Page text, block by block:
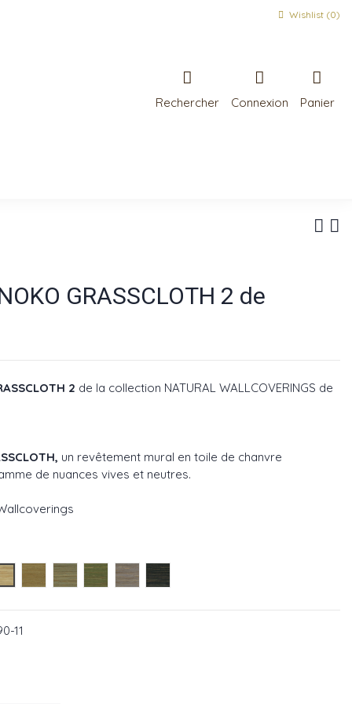
Wishlist (0)
Rechercher Connexion Panier
GRASSCLOTH 2 de
2 de la collection NATURAL WALLCOVERINGS de
un revêtement mural en toile de chanvre
de nuances vives et neutres.
06
W7690-08
ref : W7690-09
Bamboo ref : W7690-11
Sand ref : W7690-12
Willow ref : W7690-13
Olive ref : W7690-14
Elephant ref : W7690-16
Charcoal ref : W7690-17
11